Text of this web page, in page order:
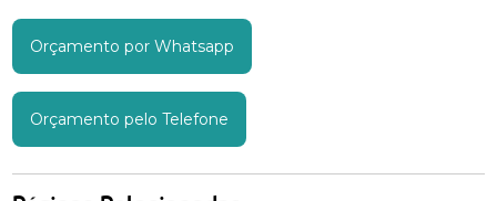
Orçamento por Whatsapp
Orçamento pelo Telefone